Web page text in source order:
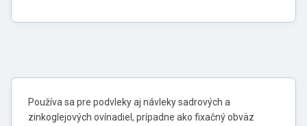
Používa sa pre podvleky aj návleky sadrových a
zinkoglejových ovínadiel, prípadne ako fixačný obväz